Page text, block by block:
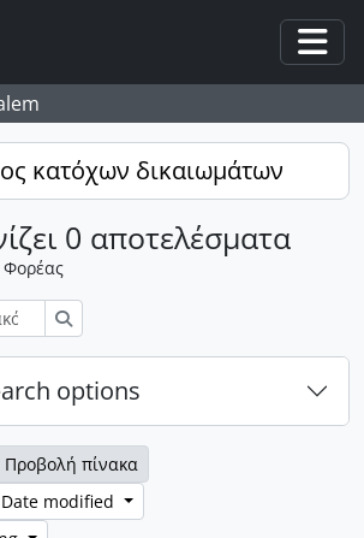
κατόχων δικαιωμάτων
0 αποτελέσματα
Φορέας
options
Προβολή πίνακα
modified